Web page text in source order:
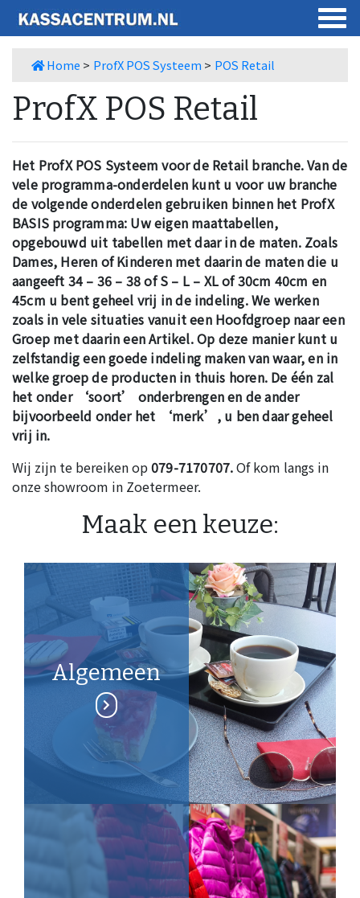
Home > ProfX POS Systeem > POS Retail
ProfX POS Retail
Het ProfX POS Systeem voor de Retail branche. Van de
vele programma-onderdelen kunt u voor uw branche
de volgende onderdelen gebruiken binnen het ProfX
BASIS programma: Uw eigen maattabellen,
opgebouwd uit tabellen met daar in de maten. Zoals
Dames, Heren of Kinderen met daarin de maten die u
aangeeft 34 – 36 – 38 of S – L – XL of 30cm 40cm en
45cm u bent geheel vrij in de indeling. We werken
zoals in vele situaties vanuit een Hoofdgroep naar een
Groep met daarin een Artikel. Op deze manier kunt u
zelfstandig een goede indeling maken van waar, en in
welke groep de producten in thuis horen. De één zal
het onder ‘soort’ onderbrengen en de ander
bijvoorbeeld onder het ‘merk’, u ben daar geheel
vrij in.
Wij zijn te bereiken op079-7170707.Of kom langs in
onze showroom in Zoetermeer.
Maak een keuze:
Algemeen